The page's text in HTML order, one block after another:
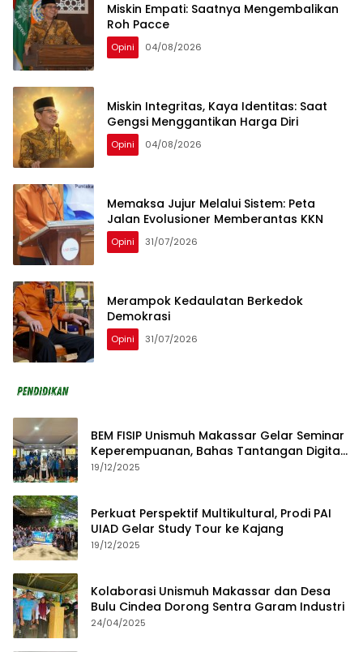
Miskin Empati: Saatnya Mengembalikan
Roh Pacce
Opini 04/08/2026
Miskin Integritas, Kaya Identitas: Saat
Gengsi Menggantikan Harga Diri
Opini 04/08/2026
Memaksa Jujur Melalui Sistem: Peta
Jalan Evolusioner Memberantas KKN
Opini 31/07/2026
Merampok Kedaulatan Berkedok
Demokrasi
Opini 31/07/2026
BEM FISIP Unismuh Makassar Gelar Seminar
Keperempuanan, Bahas Tantangan Digital
dan Budaya Lokal
19/12/2025
Perkuat Perspektif Multikultural, Prodi PAI
UIAD Gelar Study Tour ke Kajang
19/12/2025
Kolaborasi Unismuh Makassar dan Desa
Bulu Cindea Dorong Sentra Garam Industri
24/04/2025